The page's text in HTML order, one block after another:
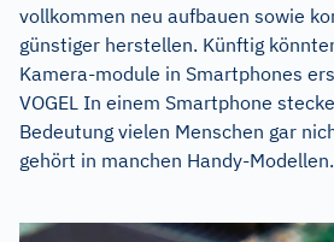
vollkommen neu aufbauen sowie
günstiger herstellen. Künftig
Kamera-module in Smartphones
VOGEL In einem Smartphone
Bedeutung vielen Menschen gar
gehört in manchen Handy-